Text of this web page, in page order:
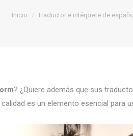
Estás aquí:
Inicio Traductor e intérprete de
? ¿Quiere además que sus
es un elemento esencial para